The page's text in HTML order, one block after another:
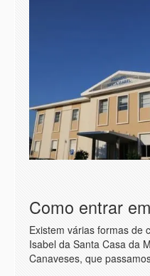
Como entrar
Existem várias formas de
Isabel da Santa Casa da
Canaveses, que